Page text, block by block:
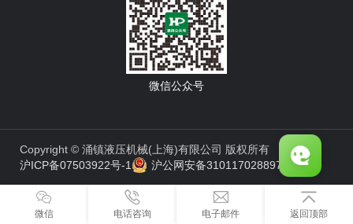
微信公众号
Copyright © 涌镇液压机械(上海)有限公司 版权所有
沪ICP备07503922号-1
沪公网安备31011702889776号
微信 电话咨询 电子邮件 返回顶部